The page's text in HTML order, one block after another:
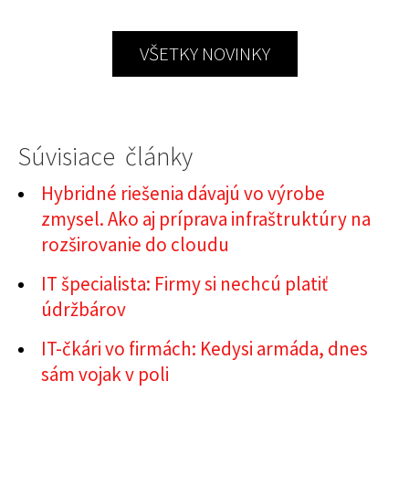
VŠETKY NOVINKY
Súvisiace články
Hybridné riešenia dávajú vo výrobe
zmysel. Ako aj príprava infraštruktúry na
rozširovanie do cloudu
IT špecialista: Firmy si nechcú platiť
údržbárov
IT-čkári vo firmách: Kedysi armáda, dnes
sám vojak v poli